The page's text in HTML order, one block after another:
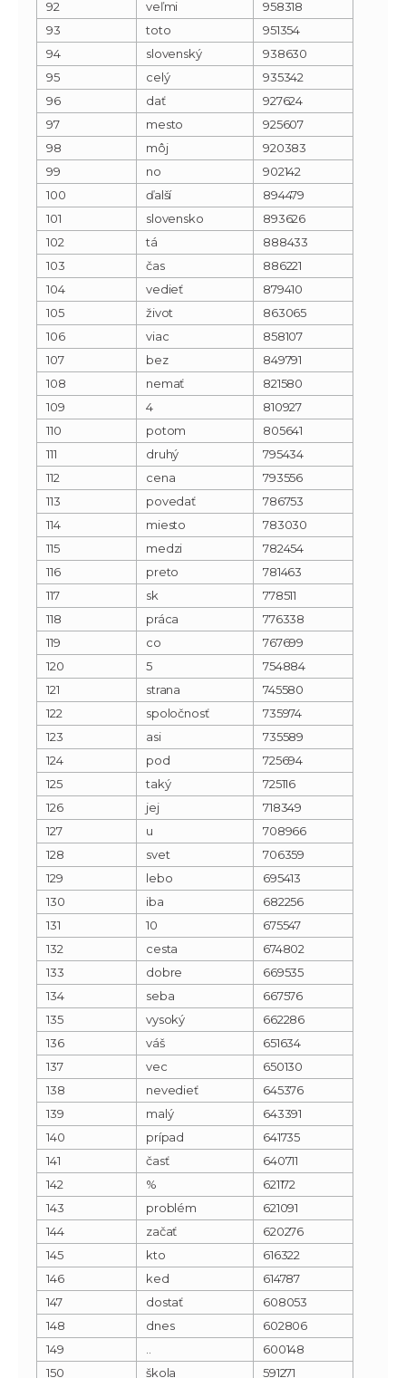
92 veľmi
958318
93
toto
951354
94
slovenský
938630
95
celý
935342
96
dať
927624
97
mesto
925607
98
môj
920383
99
no
902142
100
ďalší
894479
101
slovensko
893626
102
tá
888433
103
čas
886221
104
vedieť
879410
105
život
863065
106
viac
858107
107
bez
849791
108
nemať
821580
109
4
810927
110
potom
805641
111
druhý
795434
112
cena
793556
113
povedať
786753
114
miesto
783030
115
medzi
782454
116
preto
781463
117
sk
778511
118
práca
776338
119
co
767699
120
5
754884
121
strana
745580
122
spoločnosť
735974
123
asi
735589
124
pod
725694
125
taký
725116
126
jej
718349
127
u
708966
128
svet
706359
129
lebo
695413
130
iba
682256
131
10
675547
132
cesta
674802
133
dobre
669535
134
seba
667576
135
vysoký
662286
136
váš
651634
137
vec
650130
138
nevedieť
645376
139
malý
643391
140
prípad
641735
141
časť
640711
142
%
621172
143
problém
621091
144
začať
620276
145
kto
616322
146
ked
614787
147
dostať
608053
148
dnes
602806
149
600148
150
škola
591271